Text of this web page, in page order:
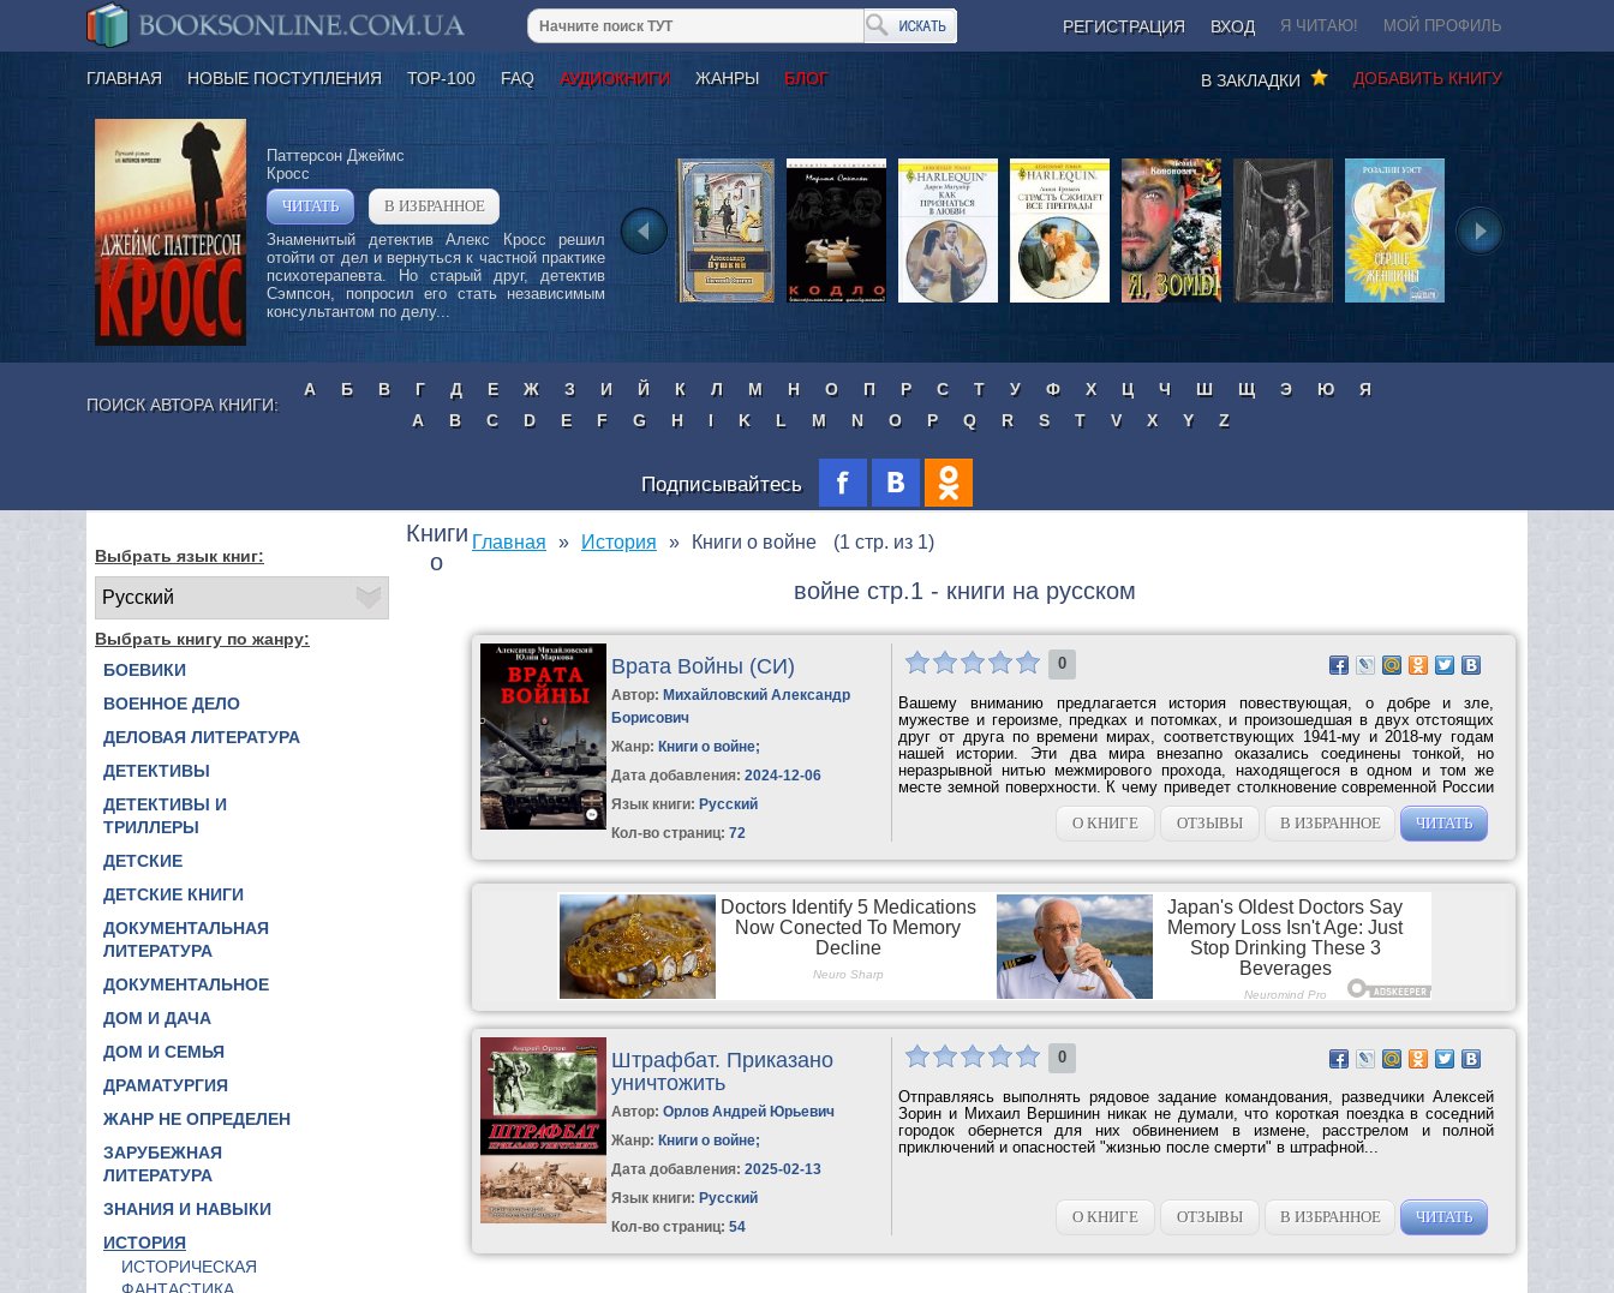
РЕГИСТРАЦИЯ ВХОД Я ЧИТАЮ! МОЙ ПРОФИЛЬ
ГЛАВНАЯ НОВЫЕ ПОСТУПЛЕНИЯ ТОР-100 FAQ АУДИОКНИГИ ЖАНРЫ БЛОГ ДОБАВИТЬ КНИГУ
В ЗАКЛАДКИ
Паттерсон Джеймс
Кросс
ЧИТАТЬ
В ИЗБРАННОЕ
Знаменитый детектив Алекс Кросс решил
отойти от дел и вернуться к частной практике
психотерапевта. Но старый друг, детектив
Сэмпсон, попросил его стать независимым
консультантом по делу...
ПОИСК АВТОРА КНИГИ:
А Б В Г Д Е Ж З И Й К Л М Н О П Р С Т У Ф Х Ц Ч Ш Щ Э Ю
Я
A
B C D E F G H I K L M N O P Q R S T V X Y Z
Подписывайтесь
Выбрать язык книг:
Выбрать книгу по жанру:
БОЕВИКИ
ВОЕННОЕ ДЕЛО
ДЕЛОВАЯ ЛИТЕРАТУРА
ДЕТЕКТИВЫ
ДЕТЕКТИВЫ И
ТРИЛЛЕРЫ
ДЕТСКИЕ
ДЕТСКИЕ КНИГИ
ДОКУМЕНТАЛЬНАЯ
ЛИТЕРАТУРА
ДОКУМЕНТАЛЬНОЕ
ДОМ И ДАЧА
ДОМ И СЕМЬЯ
ДРАМАТУРГИЯ
ЖАНР НЕ ОПРЕДЕЛЕН
ЗАРУБЕЖНАЯ
ЛИТЕРАТУРА
ЗНАНИЯ И НАВЫКИ
ИСТОРИЯ
ИСТОРИЧЕСКАЯ
Главная История Книги о войне (1 стр. из 1)
Книги
о
войне стр.1 - книги на русском
Врата Войны (СИ)
Автор: Михайловский Александр
Борисович
Жанр: Книги о войне;
Дата добавления: 2024-12-06
Язык книги: Русский
Кол-во страниц: 72
0
Вашему вниманию предлагается история повествующая, о добре и зле,
мужестве и героизме, предках и потомках, и произошедшая в двух отстоящих
друг от друга по времени мирах, соответствующих 1941-му и 2018-му годам
нашей истории. Эти два мира внезапно оказались соединены тонкой, но
неразрывной нитью межмирового прохода, находящегося в одном и том же
месте земной поверхности. К чему приведет столкновение современной России
О КНИГЕ
ОТЗЫВЫ В ИЗБРАННОЕ ЧИТАТЬ
Штрафбат. Приказано
уничтожить
Автор:Орлов Андрей Юрьевич
Жанр: Книги о войне;
Дата добавления: 2025-02-13
Язык книги: Русский
Кол-во страниц: 54
0
Отправляясь выполнять рядовое задание командования, разведчики Алексей
Зорин и Михаил Вершинин никак не думали, что короткая поездка в соседний
городок обернется для них обвинением в измене, расстрелом и полной
приключений и опасностей "жизнью после смерти" в штрафной...
О КНИГЕ ОТЗЫВЫ В ИЗБРАННОЕ ЧИТАТЬ